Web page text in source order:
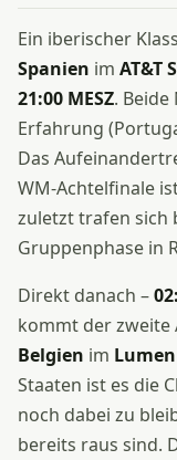
Ein iberischer
Spanien im AT&T
21:00 MESZ.
Erfahrung
Das
WM-Achtelfinale
zuletzt trafen sich
Gruppenphase in
Direkt danach –
kommt der zweite
Belgien im
Staaten ist es die
noch dabei zu
bereits raus sind.